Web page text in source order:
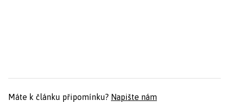
Máte k článku připomínku? Napište nám